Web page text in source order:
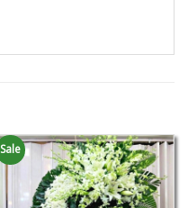
Sale